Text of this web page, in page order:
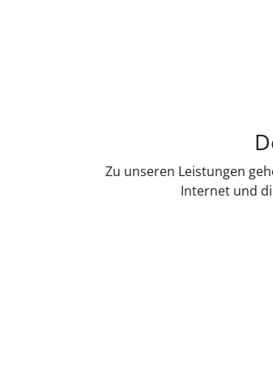
Zu unseren Leistungen
Internet und